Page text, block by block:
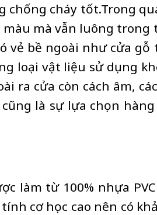
chống cháy tốt.Trong
màu mà vẫn luông
vẻ bề ngoài như cửa
loại vật liệu sử dụng
ra cửa còn cách âm,
là sự lựa chọn
làm từ 100% nhựa
cơ học cao nên có